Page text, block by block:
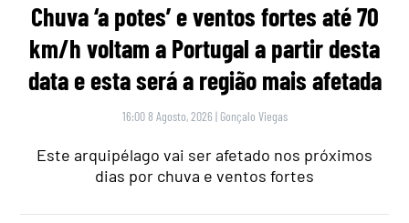
Chuva ‘a potes’ e ventos fortes até 70
km/h voltam a Portugal a partir desta
data e esta será a região mais afetada
16:00 8 Agosto, 2026 | Gonçalo Viegas
Este arquipélago vai ser afetado nos próximos
dias por chuva e ventos fortes